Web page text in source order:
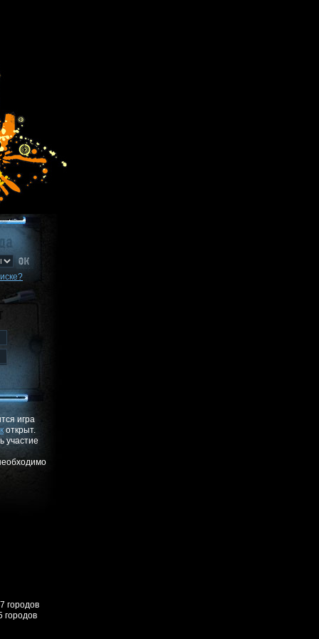
игра
открыт.
участие
городов
городов